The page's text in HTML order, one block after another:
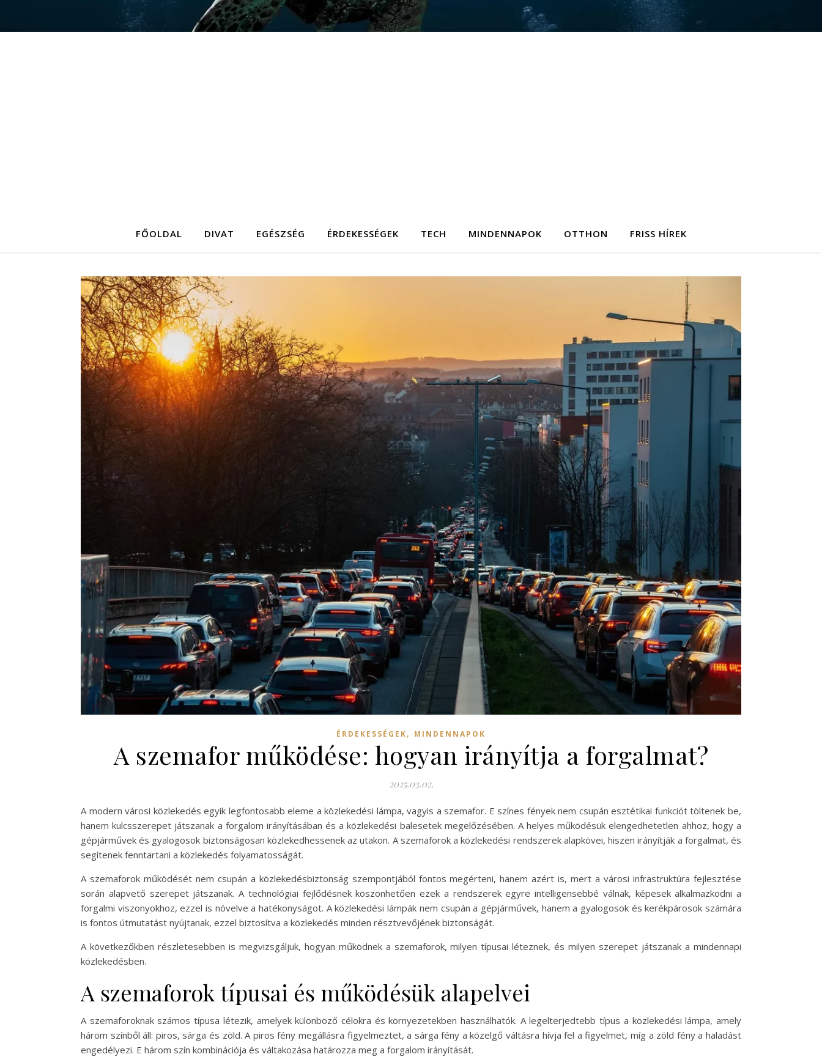
FŐOLDAL DIVAT EGÉSZSÉG ÉRDEKESSÉGEK TECH MINDENNAPOK OTTHON FRISS HÍREK
ÉRDEKESSÉGEK, MINDENNAPOK
A szemafor működése: hogyan irányítja a forgalmat?
2025.03.02.
A modern városi közlekedés egyik legfontosabb eleme a közlekedési lámpa, vagyis a szemafor. E színes fények nem csupán esztétikai funkciót töltenek be,
hanem kulcsszerepet játszanak a forgalom irányításában és a közlekedési balesetek megelőzésében. A helyes működésük elengedhetetlen ahhoz, hogy a
gépjárművek és gyalogosok biztonságosan közlekedhessenek az utakon. A szemaforok a közlekedési rendszerek alapkövei, hiszen irányítják a forgalmat, és
segítenek fenntartani a közlekedés folyamatosságát.
A szemaforok működését nem csupán a közlekedésbiztonság szempontjából fontos megérteni, hanem azért is, mert a városi infrastruktúra fejlesztése
során alapvető szerepet játszanak. A technológiai fejlődésnek köszönhetően ezek a rendszerek egyre intelligensebbé válnak, képesek alkalmazkodni a
forgalmi viszonyokhoz, ezzel is növelve a hatékonyságot. A közlekedési lámpák nem csupán a gépjárművek, hanem a gyalogosok és kerékpárosok számára
is fontos útmutatást nyújtanak, ezzel biztosítva a közlekedés minden résztvevőjének biztonságát.
A következőkben részletesebben is megvizsgáljuk, hogyan működnek a szemaforok, milyen típusai léteznek, és milyen szerepet játszanak a mindennapi
közlekedésben.
A szemaforok típusai és működésük alapelvei
A szemaforoknak számos típusa létezik, amelyek különböző célokra és környezetekben használhatók. A legelterjedtebb típus a közlekedési lámpa, amely
három színből áll: piros, sárga és zöld. A piros fény megállásra figyelmeztet, a sárga fény a közelgő váltásra hívja fel a figyelmet, míg a zöld fény a haladást
engedélyezi. E három szín kombinációja és váltakozása határozza meg a forgalom irányítását.